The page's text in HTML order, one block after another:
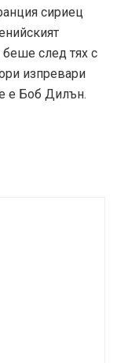
сириец
беше след тях с
изпревари
е Боб Дилън.